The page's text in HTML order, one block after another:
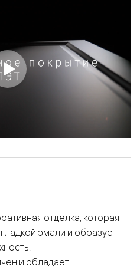
отделка, которая
эмали и образует
и обладает